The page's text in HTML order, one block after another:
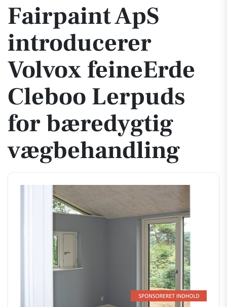
Fairpaint ApS
introducerer
Volvox feineErde
Cleboo Lerpuds
for bæredygtig
vægbehandling